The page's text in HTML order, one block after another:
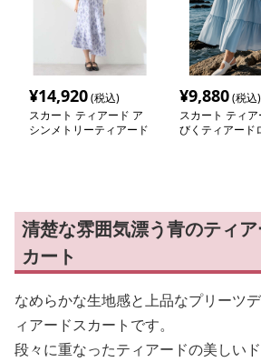
¥14,920(税込)
スカート ティアード ア
シンメトリーティアード
¥9,880(税込)
スカート ティア
びくティアード
清楚な雰囲気漂う青のティ
カート
なめらかな生地感と上品なプリーツ
ィアードスカートです。
段々に重なったティアードの美しい